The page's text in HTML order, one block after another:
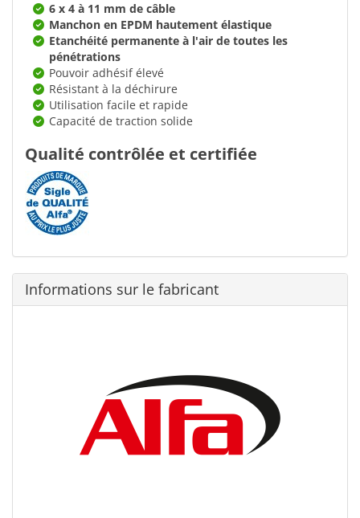
6 x 4 à 11 mm de câble
Manchon en EPDM hautement élastique
Etanchéité permanente à l'air de toutes les
pénétrations
Pouvoir adhésif élevé
Résistant à la déchirure
Utilisation facile et rapide
Capacité de traction solide
Qualité contrôlée et certifiée
Informations sur le fabricant